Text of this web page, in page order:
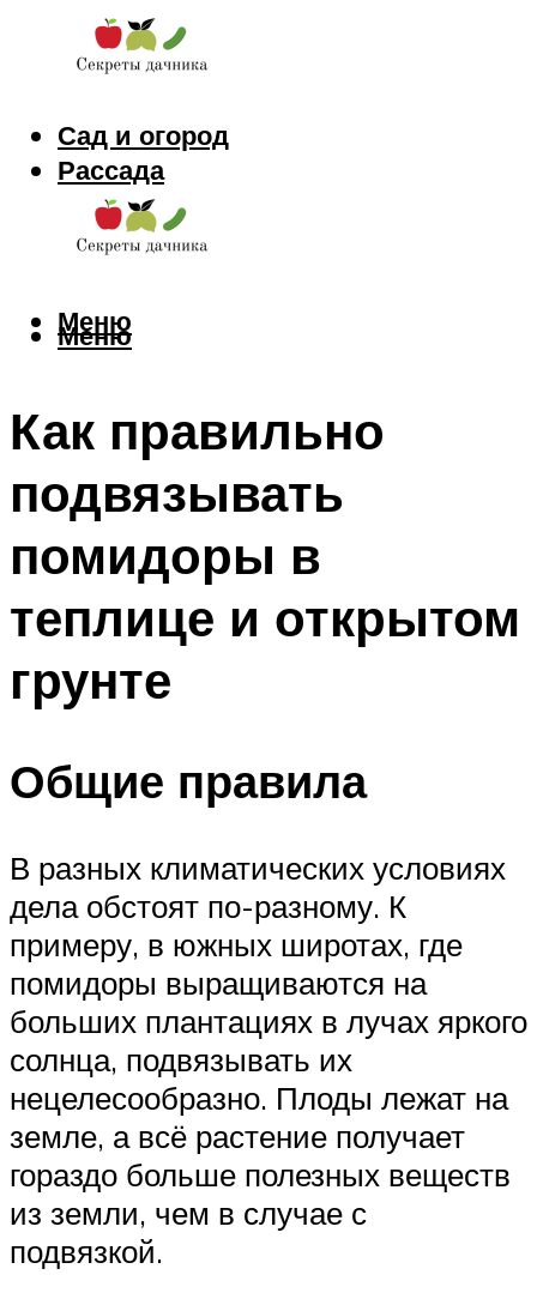
Сад и огород
Рассада
Цветы
Заготовки
Меню
Меню
Как правильно
подвязывать
помидоры в
теплице и открытом
грунте
Общие правила
В разных климатических условиях
дела обстоят по-разному. К
примеру, в южных широтах, где
помидоры выращиваются на
больших плантациях в лучах яркого
солнца, подвязывать их
нецелесообразно. Плоды лежат на
земле, а всё растение получает
гораздо больше полезных веществ
из земли, чем в случае с
подвязкой.